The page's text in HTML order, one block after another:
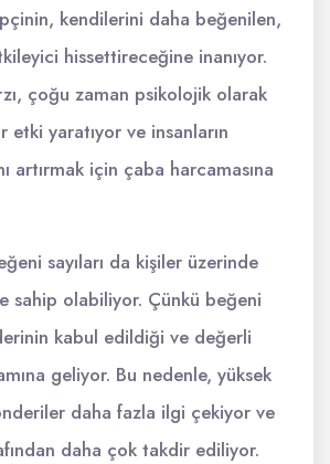
kendilerini daha beğenilen,
hissettireceğine inanıyor.
çoğu zaman psikolojik olarak
yaratıyor ve insanların
artırmak için çaba harcamasına
sayıları da kişiler üzerinde
sahip olabiliyor. Çünkü beğeni
kabul edildiği ve değerli
geliyor. Bu nedenle, yüksek
daha fazla ilgi çekiyor ve
daha çok takdir ediliyor.